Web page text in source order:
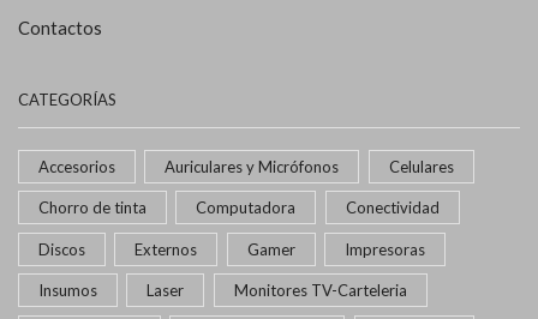
Contactos
CATEGORÍAS
Accesorios Auriculares y Micrófonos Celulares
Chorro de tinta Computadora Conectividad
Discos Externos Gamer Impresoras
Insumos Laser Monitores TV-Carteleria